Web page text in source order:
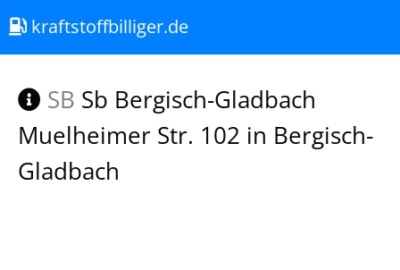
kraftstoffbilliger.de
SB Sb Bergisch-Gladbach
Muelheimer Str. 102 in Bergisch-
Gladbach